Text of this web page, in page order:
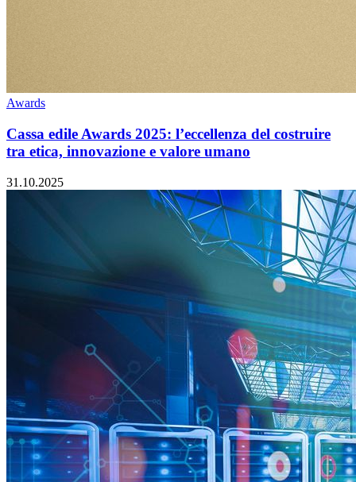
Awards
Cassa edile Awards 2025: l’eccellenza del costruire
tra etica, innovazione e valore umano
31.10.2025